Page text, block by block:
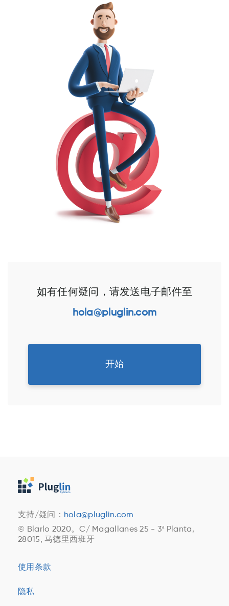
如有任何疑问，请发送电子邮件至
hola@pluglin.com
开始
支持/疑问： hola@pluglin.com
© Blarlo 2020。C/ Magallanes 25 - 3ª Planta,
28015, 马德里西班牙
使用条款
隐私